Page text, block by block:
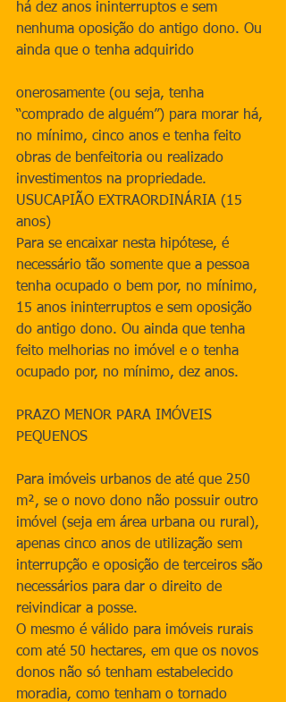
há dez anos ininterruptos e sem
nenhuma oposição do antigo dono. Ou
ainda que o tenha adquirido
onerosamente (ou seja, tenha
“comprado de alguém”) para morar há,
no mínimo, cinco anos e tenha feito
obras de benfeitoria ou realizado
investimentos na propriedade.
USUCAPIÃO EXTRAORDINÁRIA (15
anos)
Para se encaixar nesta hipótese, é
necessário tão somente que a pessoa
tenha ocupado o bem por, no mínimo,
15 anos ininterruptos e sem oposição
do antigo dono. Ou ainda que tenha
feito melhorias no imóvel e o tenha
ocupado por, no mínimo, dez anos.
PRAZO MENOR PARA IMÓVEIS
PEQUENOS
Para imóveis urbanos de até que 250
m², se o novo dono não possuir outro
imóvel (seja em área urbana ou rural),
apenas cinco anos de utilização sem
interrupção e oposição de terceiros são
necessários para dar o direito de
reivindicar a posse.
O mesmo é válido para imóveis rurais
com até 50 hectares, em que os novos
donos não só tenham estabelecido
moradia, como tenham o tornado